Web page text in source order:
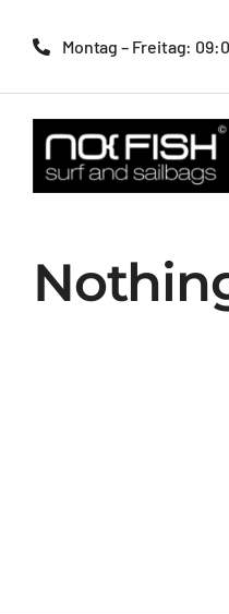
Inhalt
Montag – Freitag: